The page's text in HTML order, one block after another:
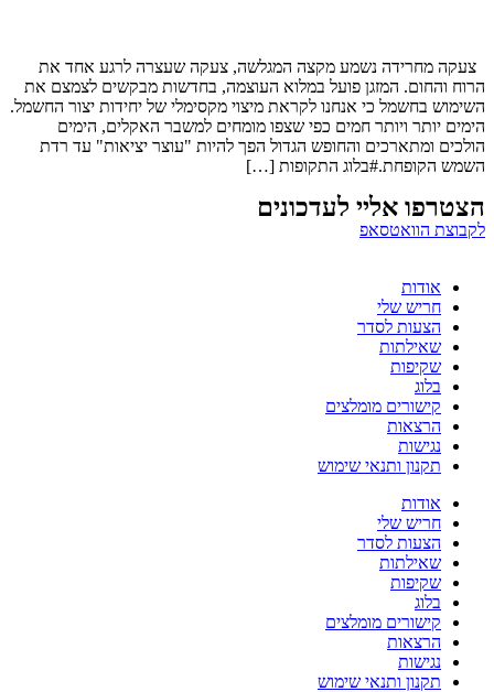
צעקה מחרידה נשמע מקצה המגלשה, צעקה שעצרה לרגע אחד את
הרוח והחום. המזגן פועל במלוא העוצמה, בחדשות מבקשים לצמצם את
השימוש בחשמל כי אנחנו לקראת מיצוי מקסימלי של יחידות יצור החשמל.
הימים יותר ויותר חמים כפי שצפו מומחים למשבר האקלים, הימים
הולכים ומתארכים והחופש הגדול הפך להיות "עוצר יציאות" עד רדת
השמש הקופחת.#בלוג התקופות […]
הצטרפו אליי לעדכונים
לקבוצת הוואטסאפ
אודות
חריש שלי
הצעות לסדר
שאילתות
שקיפות
בלוג
קישורים מומלצים
הרצאות
נגישות
תקנון ותנאי שימוש
אודות
חריש שלי
הצעות לסדר
שאילתות
שקיפות
בלוג
קישורים מומלצים
הרצאות
נגישות
תקנון ותנאי שימוש